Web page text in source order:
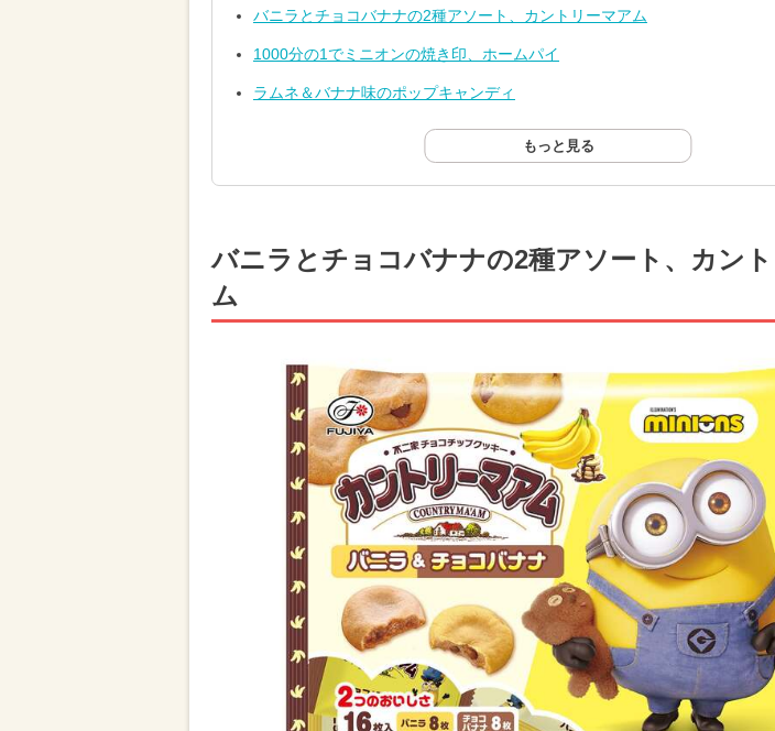
バニラとチョコバナナの2種アソート、カントリーマアム
1000分の1でミニオンの焼き印、ホームパイ
ラムネ＆バナナ味のポップキャンディ
もっと見る
バニラとチョコバナナの2種アソート、カン
ム